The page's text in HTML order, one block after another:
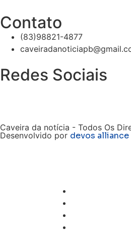
Contato
(83)98821-4877
Redes Sociais
Caveira da notícia - Todos Os
Desenvolvido por devos alliance